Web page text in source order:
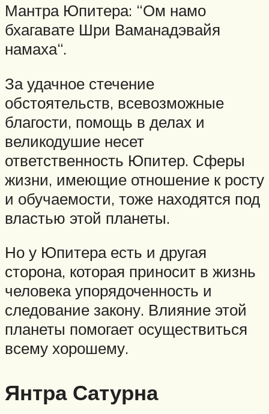
Мантра Юпитера: “Ом намо
бхагавате Шри Ваманадэвайя
намаха“.
За удачное стечение
обстоятельств, всевозможные
благости, помощь в делах и
великодушие несет
ответственность Юпитер. Сферы
жизни, имеющие отношение к росту
и обучаемости, тоже находятся под
властью этой планеты.
Но у Юпитера есть и другая
сторона, которая приносит в жизнь
человека упорядоченность и
следование закону. Влияние этой
планеты помогает осуществиться
всему хорошему.
Янтра Сатурна